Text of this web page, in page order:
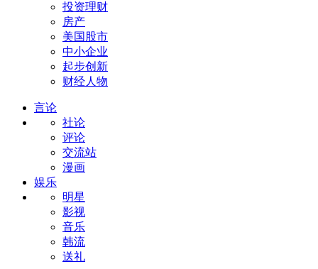
投资理财
房产
美国股市
中小企业
起步创新
财经人物
言论
社论
评论
交流站
漫画
娱乐
明星
影视
音乐
韩流
送礼